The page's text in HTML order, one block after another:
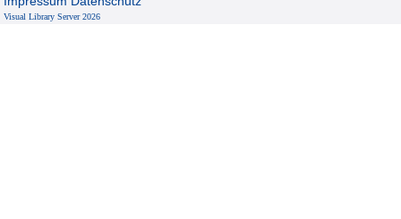
Visual Library Server 2026